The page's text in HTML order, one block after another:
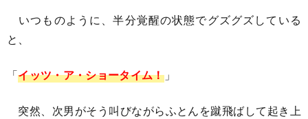
いつものように、半分覚醒の状態でグズグズしている
と、
「イッツ・ア・ショータイム！」
突然、次男がそう叫びながらふとんを蹴飛ばして起き上